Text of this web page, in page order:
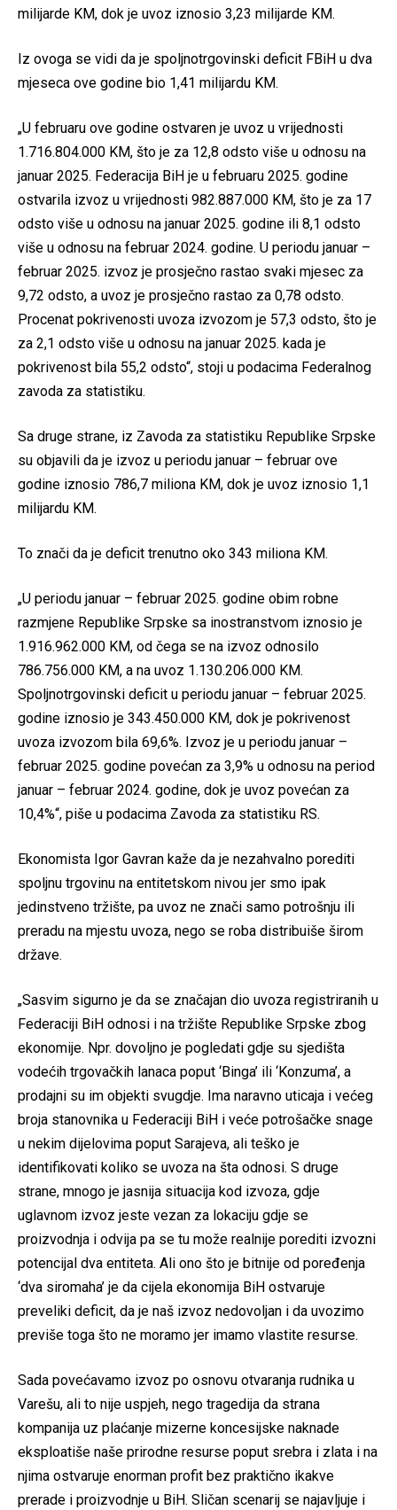
milijarde KM, dok je uvoz iznosio 3,23 milijarde KM.
Iz ovoga se vidi da je spoljnotrgovinski deficit FBiH u dva
mjeseca ove godine bio 1,41 milijardu KM.
„U februaru ove godine ostvaren je uvoz u vrijednosti
1.716.804.000 KM, što je za 12,8 odsto više u odnosu na
januar 2025. Federacija BiH je u februaru 2025. godine
ostvarila izvoz u vrijednosti 982.887.000 KM, što je za 17
odsto više u odnosu na januar 2025. godine ili 8,1 odsto
više u odnosu na februar 2024. godine. U periodu januar –
februar 2025. izvoz je prosječno rastao svaki mjesec za
9,72 odsto, a uvoz je prosječno rastao za 0,78 odsto.
Procenat pokrivenosti uvoza izvozom je 57,3 odsto, što je
za 2,1 odsto više u odnosu na januar 2025. kada je
pokrivenost bila 55,2 odsto“, stoji u podacima Federalnog
zavoda za statistiku.
Sa druge strane, iz Zavoda za statistiku Republike Srpske
su objavili da je izvoz u periodu januar – februar ove
godine iznosio 786,7 miliona KM, dok je uvoz iznosio 1,1
milijardu KM.
To znači da je deficit trenutno oko 343 miliona KM.
„U periodu januar – februar 2025. godine obim robne
razmjene Republike Srpske sa inostranstvom iznosio je
1.916.962.000 KM, od čega se na izvoz odnosilo
786.756.000 KM, a na uvoz 1.130.206.000 KM.
Spoljnotrgovinski deficit u periodu januar – februar 2025.
godine iznosio je 343.450.000 KM, dok je pokrivenost
uvoza izvozom bila 69,6%. Izvoz je u periodu januar –
februar 2025. godine povećan za 3,9% u odnosu na period
januar – februar 2024. godine, dok je uvoz povećan za
10,4%“, piše u podacima Zavoda za statistiku RS.
Ekonomista Igor Gavran kaže da je nezahvalno porediti
spoljnu trgovinu na entitetskom nivou jer smo ipak
jedinstveno tržište, pa uvoz ne znači samo potrošnju ili
preradu na mjestu uvoza, nego se roba distribuiše širom
države.
„Sasvim sigurno je da se značajan dio uvoza registriranih u
Federaciji BiH odnosi i na tržište Republike Srpske zbog
ekonomije. Npr. dovoljno je pogledati gdje su sjedišta
vodećih trgovačkih lanaca poput ‘Binga’ ili ‘Konzuma’, a
prodajni su im objekti svugdje. Ima naravno uticaja i većeg
broja stanovnika u Federaciji BiH i veće potrošačke snage
u nekim dijelovima poput Sarajeva, ali teško je
identifikovati koliko se uvoza na šta odnosi. S druge
strane, mnogo je jasnija situacija kod izvoza, gdje
uglavnom izvoz jeste vezan za lokaciju gdje se
proizvodnja i odvija pa se tu može realnije porediti izvozni
potencijal dva entiteta. Ali ono što je bitnije od poređenja
‘dva siromaha’ je da cijela ekonomija BiH ostvaruje
preveliki deficit, da je naš izvoz nedovoljan i da uvozimo
previše toga što ne moramo jer imamo vlastite resurse.
Sada povećavamo izvoz po osnovu otvaranja rudnika u
Varešu, ali to nije uspjeh, nego tragedija da strana
kompanija uz plaćanje mizerne koncesijske naknade
eksploatiše naše prirodne resurse poput srebra i zlata i na
njima ostvaruje enorman profit bez praktično ikakve
prerade i proizvodnje u BiH. Sličan scenarij se najavljuje i